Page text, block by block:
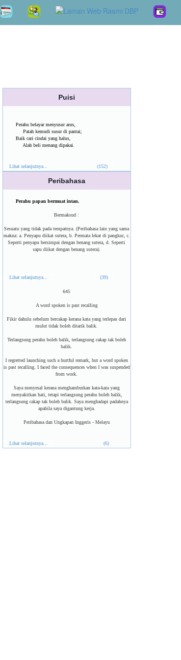
Puisi
Perahu belayar menyusur arus,
Patah kemudi susur di pantai;
Baik cari cindai yang halus,
Alah beli menang dipakai.
Lihat selanjutnya... (152)
Peribahasa
Perahu papan bermuat intan.
Bermaksud :
Sesuatu yang tidak pada tempatnya. (Peribahasa lain yang sama
makna: a. Penyapu diikat sutera, b. Permata lekat di pangkur, c.
Seperti penyapu bersimpai dengan benang sutera, d. Seperti
sapu diikat dengan benang sutera).
Lihat selanjutnya... (39)
645
A word spoken is past recalling
Fikir dahulu sebelum bercakap kerana kata yang terlepas dari
mulut tidak boleh ditarik balik.
Terlangsung perahu boleh balik, terlangsung cakap tak boleh
balik.
I regretted launching such a hurtful remark, but a word spoken
is past recalling. I faced the consequences when I was suspended
from work.
Saya menyesal kerana menghamburkan kata-kata yang
menyakitkan hati, tetapi terlangsung perahu boleh balik,
terlangsung cakap tak boleh balik. Saya menghadapi padahnya
apabila saya digantung kerja.
Peribahasa dan Ungkapan Inggeris - Melayu
Lihat selanjutnya... (6)